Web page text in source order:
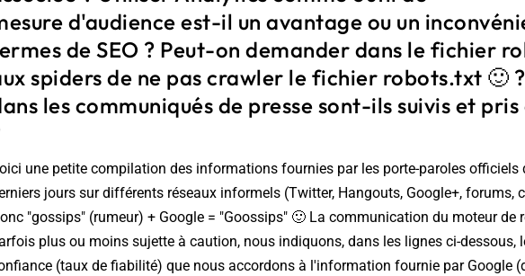
d'audience est-il un avantage ou un
de SEO ? Peut-on demander dans le fichier
spiders de ne pas crawler le fichier robots.txt 🙂
les communiqués de presse sont-ils suivis et
une petite compilation des informations fournies par les porte-paroles officiels
jours sur différents réseaux informels (Twitter, Hangouts, Google+, forums,
"gossips" (rumeur) + Google = "Goossips" 🙂 La communication du moteur de
plus ou moins sujette à caution, nous indiquons, dans les lignes ci-dessous,
(taux de fiabilité) que nous accordons à l'information fournie par Google